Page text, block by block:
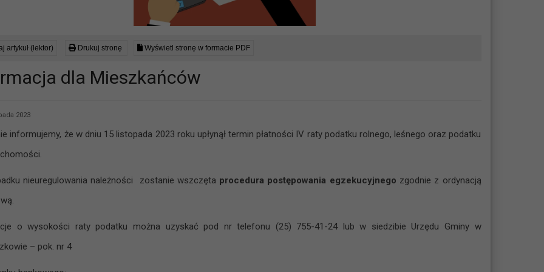
artykuł (lektor) Drukuj stronę Wyświetl stronę w formacie PDF
dla Mieszkańców
2023
informujemy, że w dniu 15 listopada 2023 roku upłynął termin płatności IV raty podatku rolnego, leśnego oraz podatku
nieuregulowania należności zostanie wszczęta procedura postępowania egzekucyjnego zgodnie z ordynacją
o wysokości raty podatku można uzyskać pod nr telefonu (25) 755-41-24 lub w siedzibie Urzędu Gminy w
– pok. nr 4